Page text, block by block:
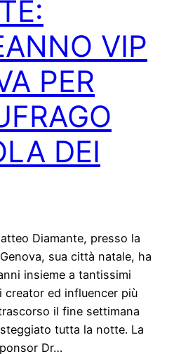
VIP
PER
DEI
Diamante, presso la
sua città natale, ha
insieme a tantissimi
creator ed influencer più
il fine settimana
tutta la notte. La
Dr…